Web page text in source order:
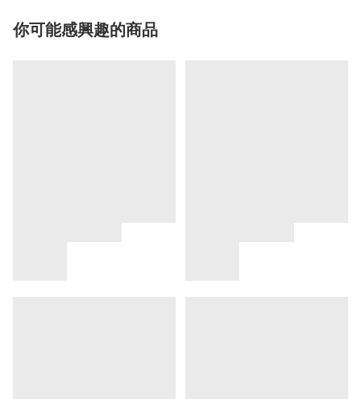
你可能感興趣的商品